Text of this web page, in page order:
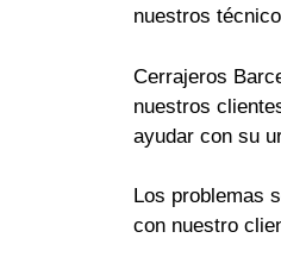
nuestros
Cerrajeros
nuestros
ayudar con su
Los problemas
con nuestro